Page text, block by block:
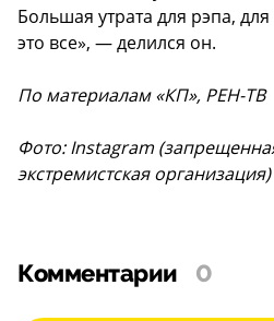
Большая утрата для рэпа,
это все», — делился он.
По материалам «КП», РЕН-ТВ
Фото: Instagram
экстремистская организация)
Комментарии 0